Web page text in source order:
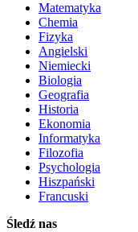
Matematyka
Chemia
Fizyka
Angielski
Niemiecki
Biologia
Geografia
Historia
Ekonomia
Informatyka
Filozofia
Psychologia
Hiszpański
Francuski
Śledź nas